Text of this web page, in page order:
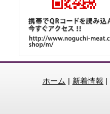
ホーム 新着情報